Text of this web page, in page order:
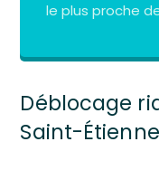
le plus proche
Déblocage
Saint-